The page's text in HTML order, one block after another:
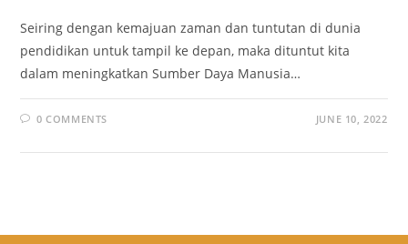
Seiring dengan kemajuan zaman dan tuntutan di dunia
pendidikan untuk tampil ke depan, maka dituntut kita
dalam meningkatkan Sumber Daya Manusia…
0 COMMENTS JUNE 10, 2022